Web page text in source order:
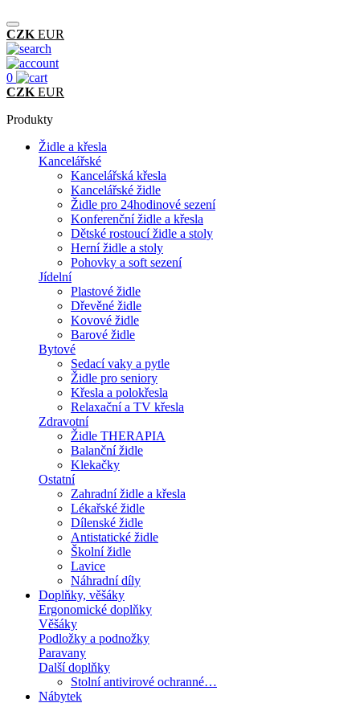
CZK EUR
0
CZK EUR
Produkty
Židle a křesla
Kancelářské
Kancelářská křesla
Kancelářské židle
Židle pro 24hodinové sezení
Konferenční židle a křesla
Dětské rostoucí židle a stoly
Herní židle a stoly
Pohovky a soft sezení
Jídelní
Plastové židle
Dřevěné židle
Kovové židle
Barové židle
Bytové
Sedací vaky a pytle
Židle pro seniory
Křesla a polokřesla
Relaxační a TV křesla
Zdravotní
Židle THERAPIA
Balanční židle
Klekačky
Ostatní
Zahradní židle a křesla
Lékařské židle
Dílenské židle
Antistatické židle
Školní židle
Lavice
Náhradní díly
Doplňky, věšáky
Ergonomické doplňky
Věšáky
Podložky a podnožky
Paravany
Další doplňky
Stolní antivirové ochranné…
Nábytek